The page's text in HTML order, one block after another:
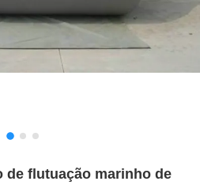
de flutuação marinho de